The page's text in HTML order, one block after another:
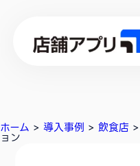
ホーム > 導入事例 > 飲食店 >
ョン